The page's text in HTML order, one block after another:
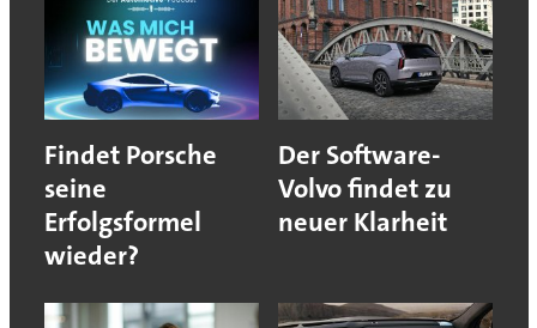
Findet Porsche
seine
Erfolgsformel
wieder?
Der Software-
Volvo findet zu
neuer Klarheit